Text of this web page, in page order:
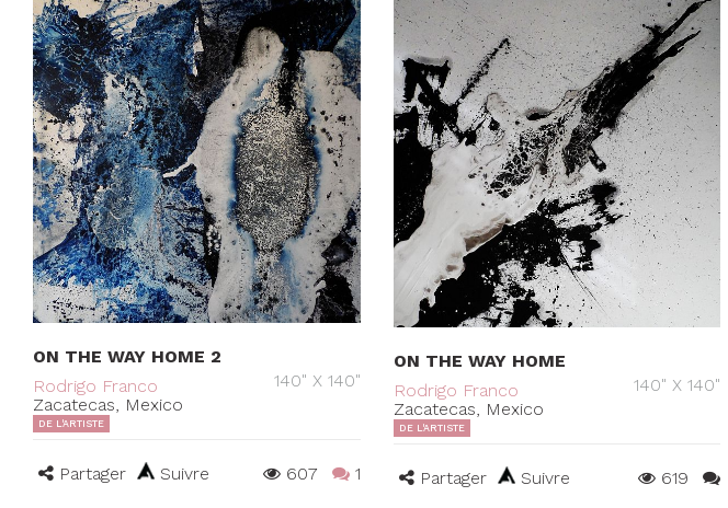
ON THE WAY HOME 2
Rodrigo Franco
Zacatecas, Mexico
140" X 140"
DE L'ARTISTE
Partager Suivre 607 1
ON THE WAY HOME
Rodrigo Franco
Zacatecas, Mexico
140" X 140"
DE L'ARTISTE
Partager Suivre 619